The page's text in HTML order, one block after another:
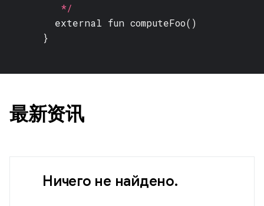
*/
external fun computeFoo()
}
最新资讯
Ничего не найдено.